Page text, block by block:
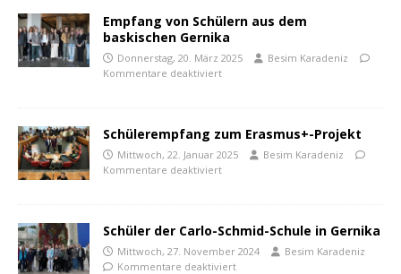
Empfang von Schülern aus dem
baskischen Gernika
Donnerstag, 20. März 2025
Besim Karadeniz
Kommentare deaktiviert
Schülerempfang zum Erasmus+-Projekt
Mittwoch, 22. Januar 2025
Besim Karadeniz
Kommentare deaktiviert
Schüler der Carlo-Schmid-Schule in Gernika
Mittwoch, 27. November 2024
Besim Karadeniz
Kommentare deaktiviert